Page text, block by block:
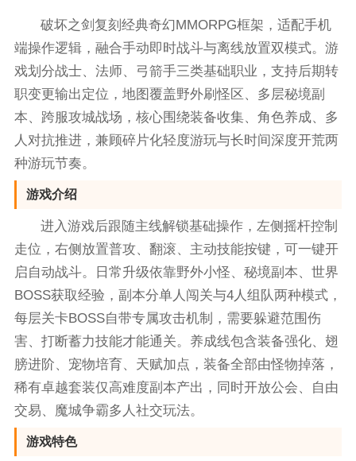
破坏之剑复刻经典奇幻MMORPG框架，适配手机
端操作逻辑，融合手动即时战斗与离线放置双模式。游
戏划分战士、法师、弓箭手三类基础职业，支持后期转
职变更输出定位，地图覆盖野外刷怪区、多层秘境副
本、跨服攻城战场，核心围绕装备收集、角色养成、多
人对抗推进，兼顾碎片化轻度游玩与长时间深度开荒两
种游玩节奏。
游戏介绍
进入游戏后跟随主线解锁基础操作，左侧摇杆控制
走位，右侧放置普攻、翻滚、主动技能按键，可一键开
启自动战斗。日常升级依靠野外小怪、秘境副本、世界
BOSS获取经验，副本分单人闯关与4人组队两种模式，
每层关卡BOSS自带专属攻击机制，需要躲避范围伤
害、打断蓄力技能才能通关。养成线包含装备强化、翅
膀进阶、宠物培育、天赋加点，装备全部由怪物掉落，
稀有卓越套装仅高难度副本产出，同时开放公会、自由
交易、魔城争霸多人社交玩法。
游戏特色